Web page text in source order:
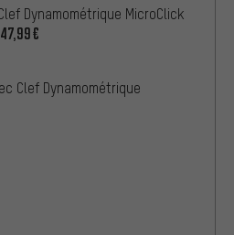
Dynamométrique MicroClick
47,99€
Clef Dynamométrique